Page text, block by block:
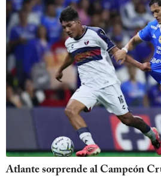
Atlante sorprende al Campeón